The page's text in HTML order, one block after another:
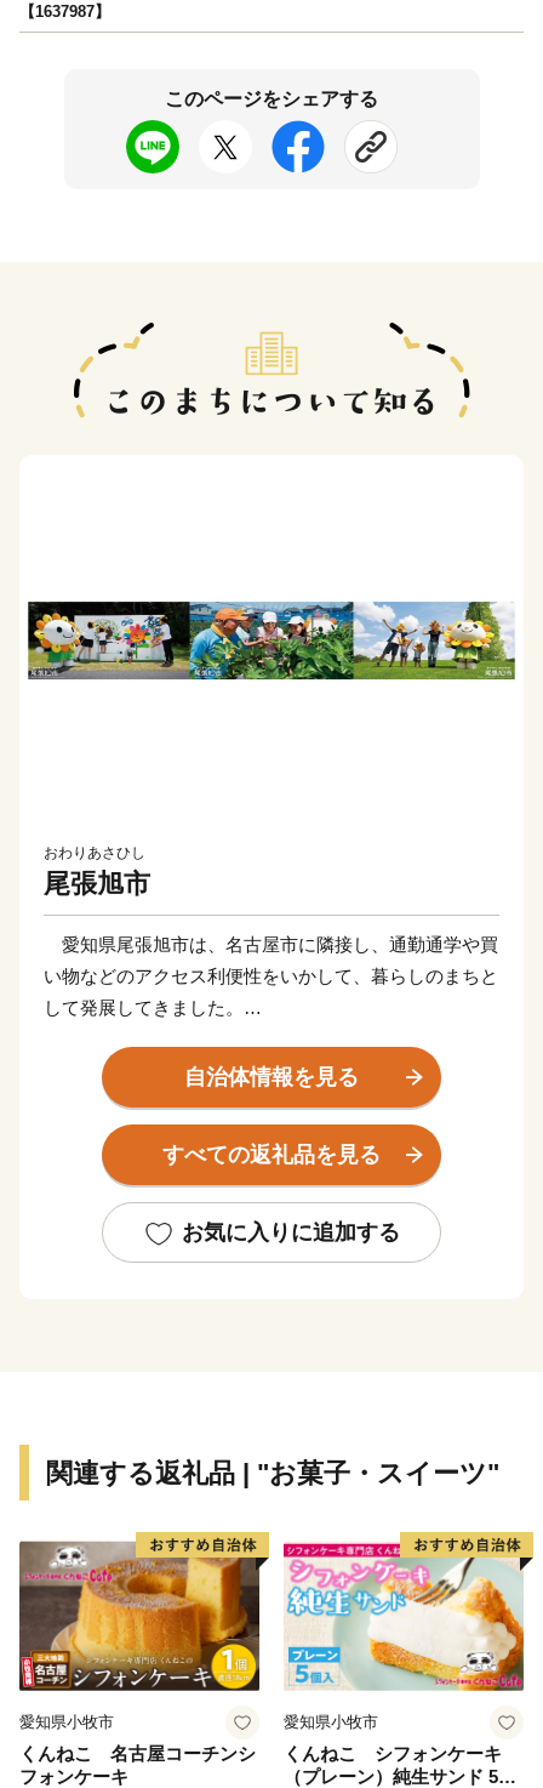
【1637987】
このページをシェアする
おわりあさひし
尾張旭市
愛知県尾張旭市は、名古屋市に隣接し、通勤通学や買
い物などのアクセス利便性をいかして、暮らしのまちと
して発展してきました。
に、「愛知県森林公園」をはじめとする緑や豊かな自然
にも恵まれた、コンパクトな市域の中で、都市の利便性
と恵まれた自然環境を備えています。
また、日本紅茶協会が認定する「おいしい紅茶の店」
和7年11月現在）となり、「おいしい紅茶日本一のま
ち」として親しまれています。
自治体情報を見る
すべての返礼品を見る
お気に入りに追加する
関連する返礼品 | "お菓子・スイーツ"
愛知県小牧市
くんねこ 名古屋コーチンシ
フォンケーキ
愛知県小牧市
くんねこ シフォンケーキ
（プレーン）純生サンド 5個